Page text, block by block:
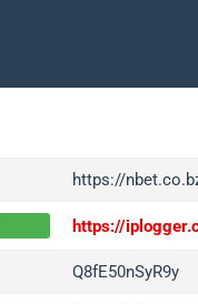
https://
https://
Q8fE50nSyR9y